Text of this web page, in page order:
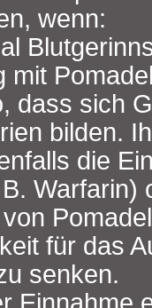
wenn:
mit
dass sich
bilden.
die
Warfarin)
für das
senken.